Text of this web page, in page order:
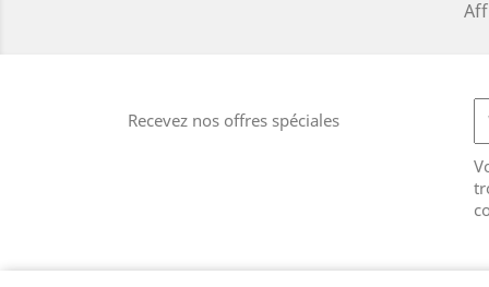
Recevez nos offres spéciales